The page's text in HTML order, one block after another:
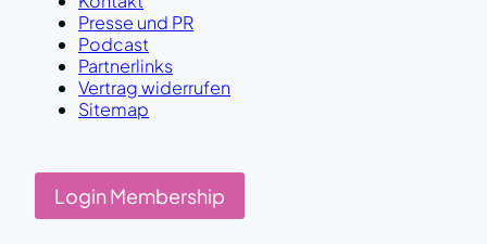
Presse und PR
Podcast
Partnerlinks
Vertrag widerrufen
Sitemap
Login Membership